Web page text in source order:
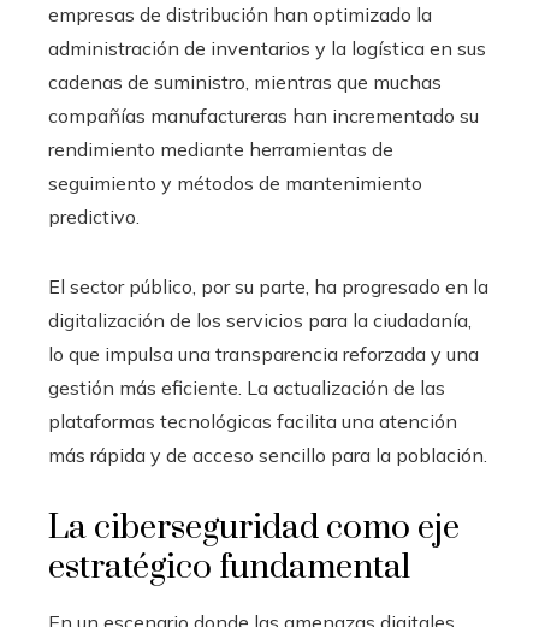
empresas de distribución han optimizado la
administración de inventarios y la logística en sus
cadenas de suministro, mientras que muchas
compañías manufactureras han incrementado su
rendimiento mediante herramientas de
seguimiento y métodos de mantenimiento
predictivo.
El sector público, por su parte, ha progresado en la
digitalización de los servicios para la ciudadanía,
lo que impulsa una transparencia reforzada y una
gestión más eficiente. La actualización de las
plataformas tecnológicas facilita una atención
más rápida y de acceso sencillo para la población.
La ciberseguridad como eje
estratégico fundamental
En un escenario donde las amenazas digitales